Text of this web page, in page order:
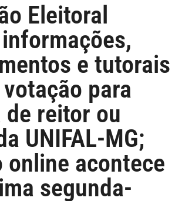
Eleitoral
e tutorais
para
de reitor ou
UNIFAL-MG;
online acontece
segunda-